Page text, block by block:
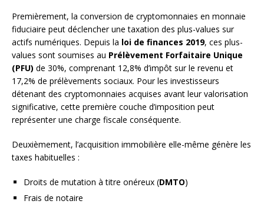
Premièrement, la conversion de cryptomonnaies en monnaie
fiduciaire peut déclencher une taxation des plus-values sur
actifs numériques. Depuis la loi de finances 2019, ces plus-
values sont soumises au Prélèvement Forfaitaire Unique
(PFU) de 30%, comprenant 12,8% d’impôt sur le revenu et
17,2% de prélèvements sociaux. Pour les investisseurs
détenant des cryptomonnaies acquises avant leur valorisation
significative, cette première couche d’imposition peut
représenter une charge fiscale conséquente.
Deuxièmement, l’acquisition immobilière elle-même génère les
taxes habituelles :
Droits de mutation à titre onéreux (DMTO)
Frais de notaire